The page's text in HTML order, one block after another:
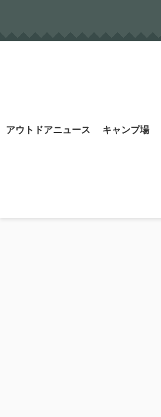
アウトドアニュース キャンプ場